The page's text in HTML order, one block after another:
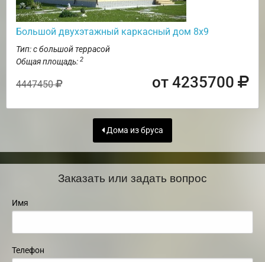
Большой двухэтажный каркасный дом 8х9
Тип: с большой террасой
Общая площадь: 2
4447450 от 4235700
Дома из бруса
Заказать или задать вопрос
Имя
Телефон